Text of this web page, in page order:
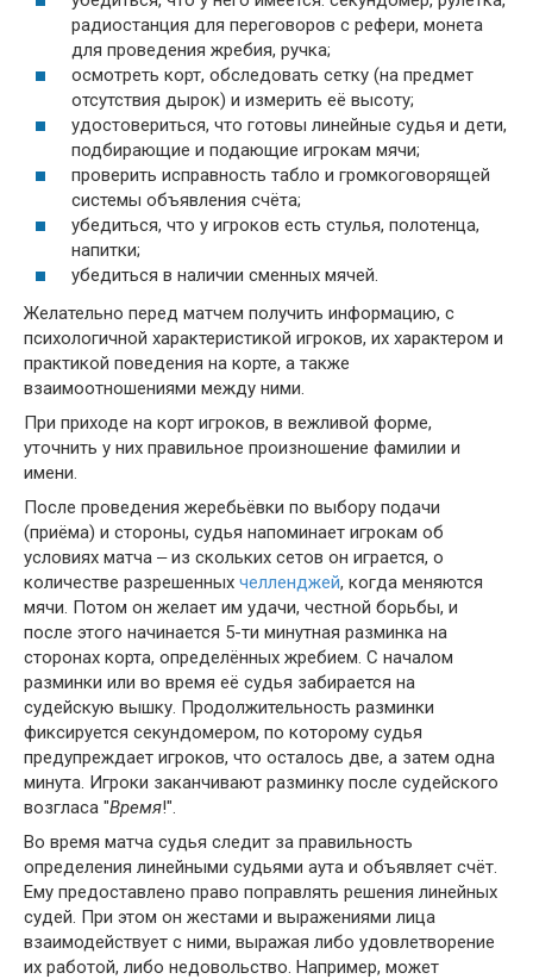
радиостанция для переговоров с рефери, монета
для проведения жребия, ручка;
осмотреть корт, обследовать сетку (на предмет
отсутствия дырок) и измерить её высоту;
удостовериться, что готовы линейные судья и дети,
подбирающие и подающие игрокам мячи;
проверить исправность табло и громкоговорящей
системы объявления счёта;
убедиться, что у игроков есть стулья, полотенца,
напитки;
убедиться в наличии сменных мячей.
Желательно перед матчем получить информацию, с
психологичной характеристикой игроков, их характером и
практикой поведения на корте, а также
взаимоотношениями между ними.
При приходе на корт игроков, в вежливой форме,
уточнить у них правильное произношение фамилии и
имени.
После проведения жеребьёвки по выбору подачи
(приёма) и стороны, судья напоминает игрокам об
условиях матча ‒ из скольких сетов он играется, о
количестве разрешенных челленджей, когда меняются
мячи. Потом он желает им удачи, честной борьбы, и
после этого начинается 5-ти минутная разминка на
сторонах корта, определённых жребием. С началом
разминки или во время её судья забирается на
судейскую вышку. Продолжительность разминки
фиксируется секундомером, по которому судья
предупреждает игроков, что осталось две, а затем одна
минута. Игроки заканчивают разминку после судейского
возгласа "Время!".
Во время матча судья следит за правильность
определения линейными судьями аута и объявляет счёт.
Ему предоставлено право поправлять решения линейных
судей. При этом он жестами и выражениями лица
взаимодействует с ними, выражая либо удовлетворение
их работой, либо недовольство. Например, может